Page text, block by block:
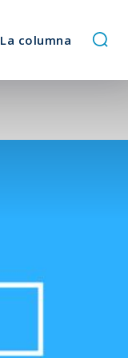
La columna